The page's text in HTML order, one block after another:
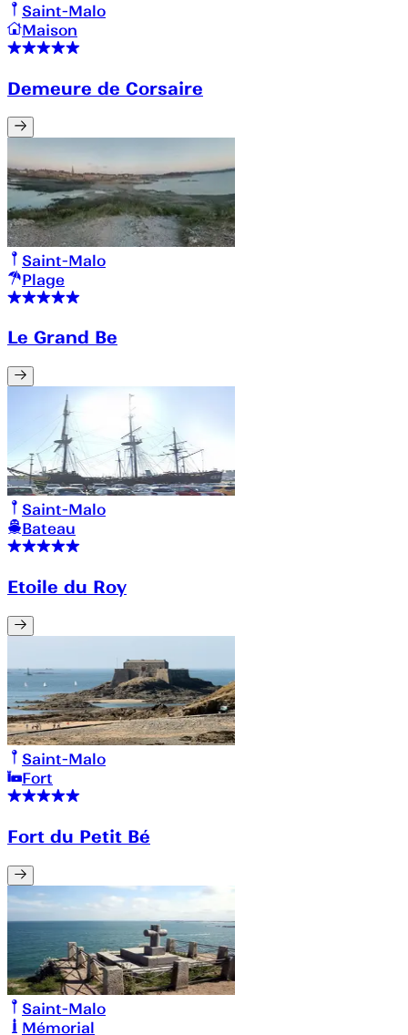
Saint-Malo
Maison
Demeure de Corsaire
Saint-Malo
Plage
Le Grand Be
Saint-Malo
Bateau
Etoile du Roy
Saint-Malo
Fort
Fort du Petit Bé
Saint-Malo
Mémorial